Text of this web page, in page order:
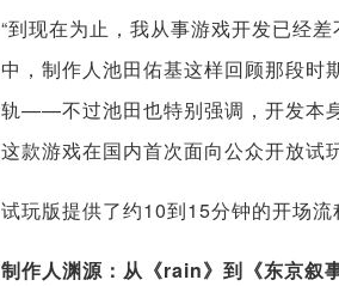
“到现在为止，我从事游戏开发已经
中，制作人池田佑基这样回顾那段
轨——不过池田也特别强调，开发本
这款游戏在国内首次面向公众开放试
试玩版提供了约10到15分钟的开场
制作人渊源：从《rain》到《东京叙